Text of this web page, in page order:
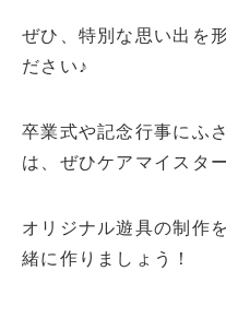
ぜひ、特別な思い出を
ださい♪
卒業式や記念行事にふ
は、ぜひケアマイスタ
オリジナル遊具の制作
緒に作りましょう！